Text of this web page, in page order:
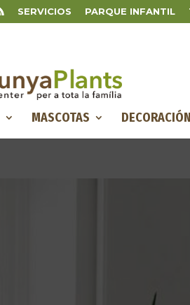
SERVICIOS PARQUE INFANTIL
MASCOTAS DECORACIÓN